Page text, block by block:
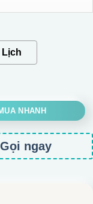
NHANH
Gọi ngay